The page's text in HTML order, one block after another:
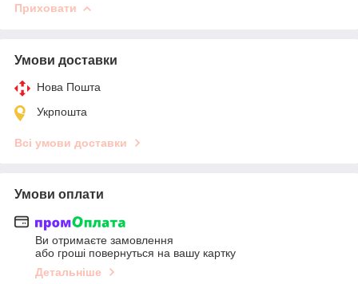
Приховати
Умови доставки
Нова Пошта
Укрпошта
Всі умови доставки
Умови оплати
Ви отримаєте замовлення
або гроші повернуться на вашу картку
Детальніше